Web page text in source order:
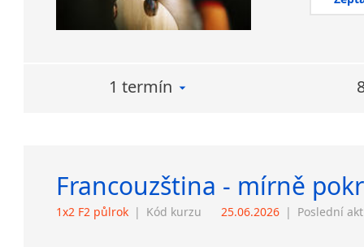
1 termín
Francouzština - mírně
1x2 F2 půlrok | Kód kurzu 25.06.2026 | Poslední